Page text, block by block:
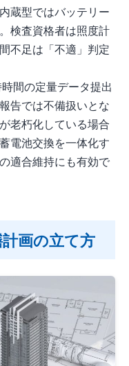
蔵型ではバッテリー
検査資格者は照度計
不足は「不適」判定
間の定量データ提出
告では不備扱いとな
老朽化している場合
電池交換を一体化す
適合維持にも有効で
画の立て方